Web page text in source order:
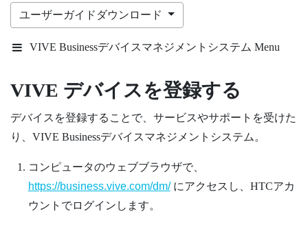
ユーザーガイドダウンロード
VIVE Businessデバイスマネジメントシステム Menu
VIVE デバイスを登録する
デバイスを登録することで、サービスやサポートを受けた
り、 VIVE Businessデバイスマネジメントシステム 。
コンピュータのウェブブラウザで、
https://business.vive.com/dm/にアクセスし、HTCアカ
ウントでログインします。